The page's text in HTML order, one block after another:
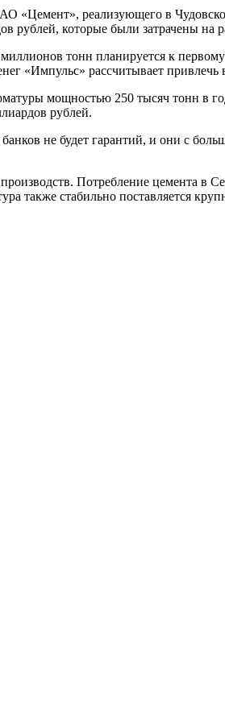
реализующего в
которые были затрачены на
тонн планируется к
«Импульс» рассчитывает привлечь
мощностью 250 тысяч тонн в
рублей.
не будет гарантий, и они с
Потребление цемента в
также стабильно поставляется